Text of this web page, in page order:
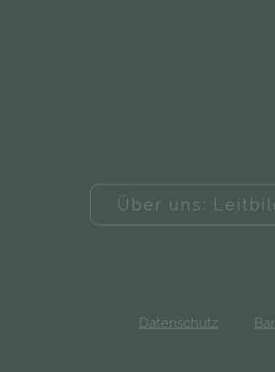
Über uns:
Datenschutz